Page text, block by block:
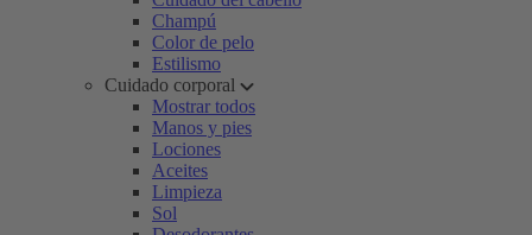
Champú
Color de pelo
Estilismo
Cuidado corporal
Mostrar todos
Manos y pies
Lociones
Aceites
Limpieza
Sol